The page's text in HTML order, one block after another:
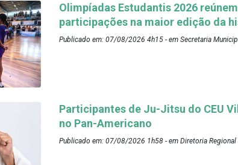
Olimpíadas Estudantis 2026
participações na maior edição da
Publicado em: 07/08/2026 4h15 - em Secretaria
Participantes de Ju-Jitsu do CEU
no Pan-Americano
Publicado em: 07/08/2026 1h58 - em Diretoria Regional